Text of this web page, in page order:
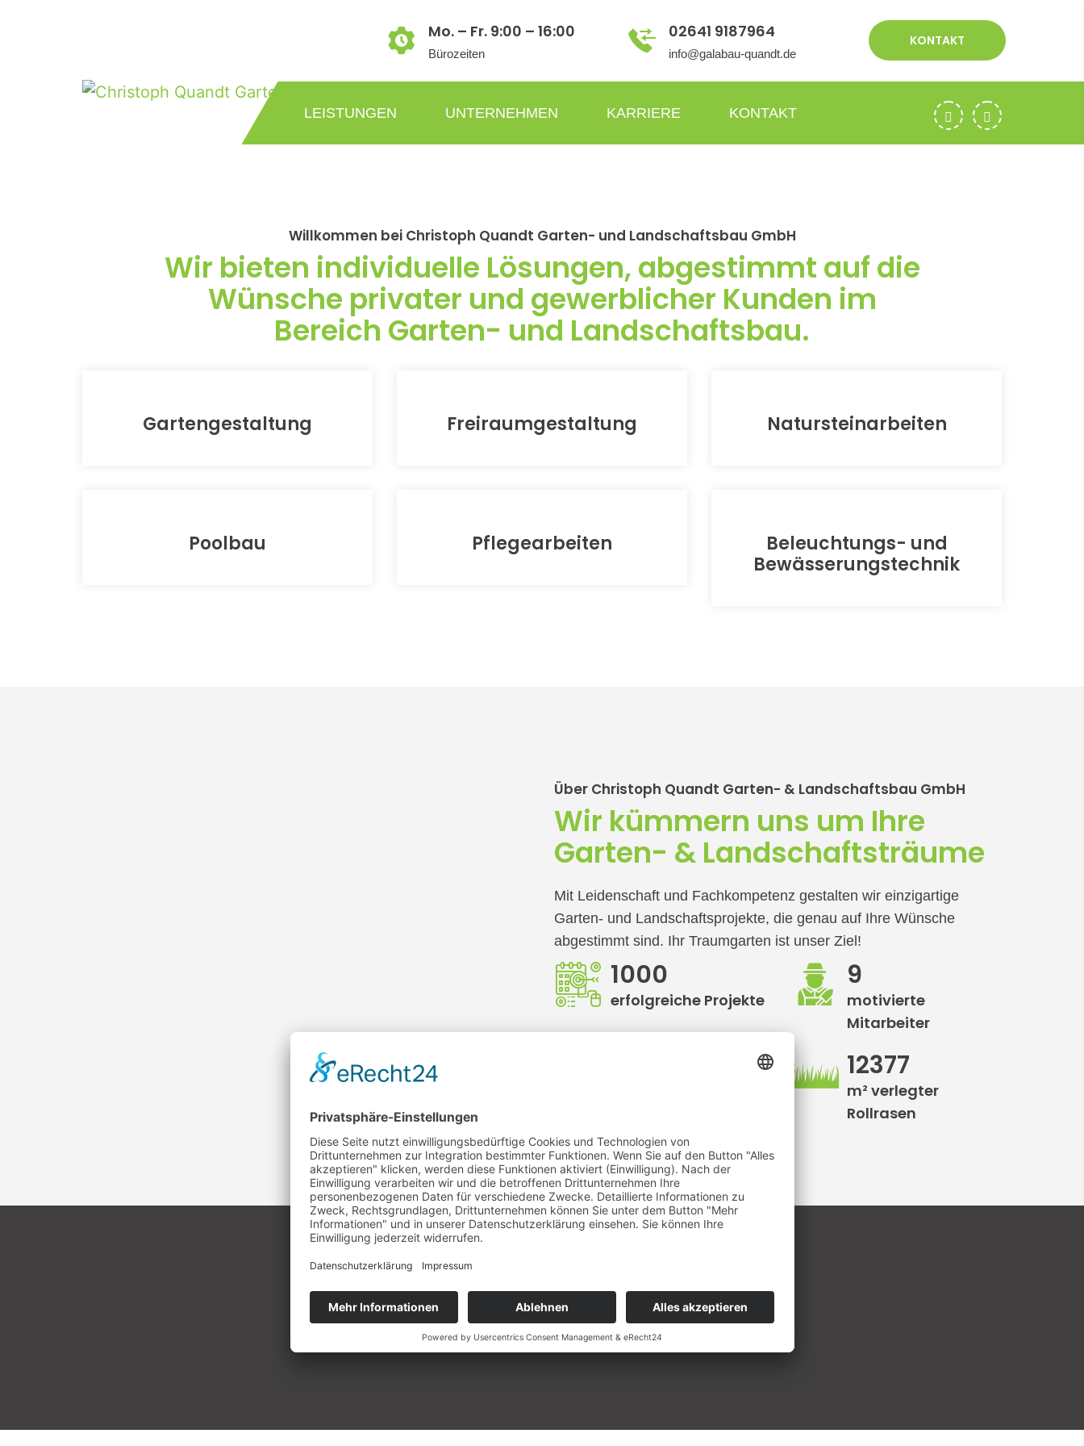
Mo. – Fr. 9:00 – 16:00
Bürozeiten
02641 9187964
info@galabau-quandt.de
KONTAKT
LEISTUNGEN UNTERNEHMEN KARRIERE KONTAKT
Willkommen bei Christoph Quandt Garten- und Landschaftsbau GmbH
Wir bieten individuelle Lösungen, abgestimmt auf die
Wünsche privater und gewerblicher Kunden im
Bereich Garten- und Landschaftsbau.
Gartengestaltung Freiraum­gestaltung Natursteinarbeiten
Poolbau Pflegearbeiten
Beleuchtungs- und
Bewässerungstechnik
Über Christoph Quandt Garten- & Landschaftsbau GmbH
Wir kümmern uns um Ihre
Garten- & Landschaftsträume
Mit Leidenschaft und Fachkompetenz gestalten wir einzigartige
Garten- und Landschaftsprojekte, die genau auf Ihre Wünsche
abgestimmt sind. Ihr Traumgarten ist unser Ziel!
1000
erfolgreiche Projekte
9
motivierte
Mitarbeiter
12377
m² verlegter
Rollrasen